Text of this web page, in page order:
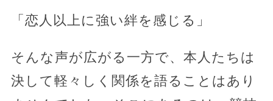
「恋人以上に強い絆を感じる」
そんな声が広がる一方で、本人たちは
決して軽々しく関係を語ることはあり